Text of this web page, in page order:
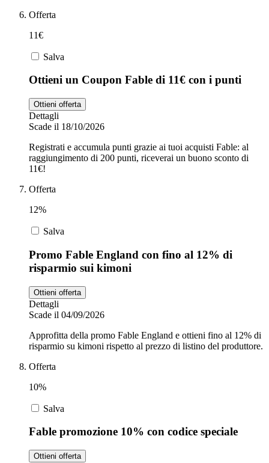
Offerta
11€
Salva
Ottieni un Coupon Fable di 11€ con i punti
Ottieni offerta
Dettagli
Scade il 18/10/2026
Registrati e accumula punti grazie ai tuoi acquisti Fable: al
raggiungimento di 200 punti, riceverai un buono sconto di
11€!
Offerta
12%
Salva
Promo Fable England con fino al 12% di
risparmio sui kimoni
Ottieni offerta
Dettagli
Scade il 04/09/2026
Approfitta della promo Fable England e ottieni fino al 12% di
risparmio su kimoni rispetto al prezzo di listino del produttore.
Offerta
10%
Salva
Fable promozione 10% con codice speciale
Ottieni offerta